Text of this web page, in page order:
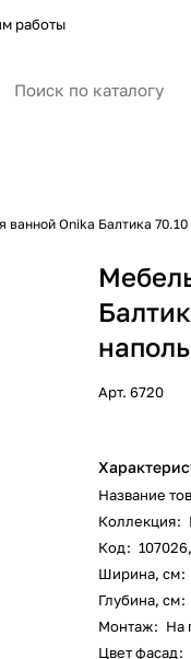
работы
ванной Onika Балтика
Арт.6720
Название
Коллекция:
Код:
Ширина, см:
Глубина, см:
Монтаж: На
Цвет фасад: